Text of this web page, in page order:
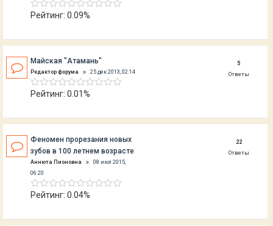
Рейтинг: 0.09%
Майская "Атамань"
Редактор форума 25 дек 2013, 02:14
Рейтинг: 0.01%
5
Ответы
Феномен прорезания новых
зубов в 100 летнем возрасте
Аннюта Пионовна
08 июл 2015,
06:20
Рейтинг: 0.04%
22
Ответы